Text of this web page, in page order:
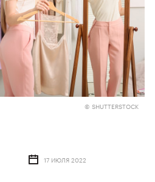
© SHUTTERSTOCK
17 ИЮЛЯ 2022